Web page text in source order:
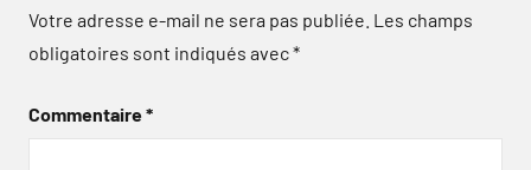
Votre adresse e-mail ne sera pas publiée. Les champs
obligatoires sont indiqués avec*
Commentaire*